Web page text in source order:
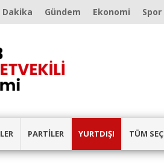
Dakika Gündem Ekonomi Spor
PARTİLER YURTDIŞI TÜM